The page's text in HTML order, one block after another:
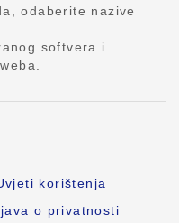
odaberite nazive
softvera i
korištenja
o privatnosti